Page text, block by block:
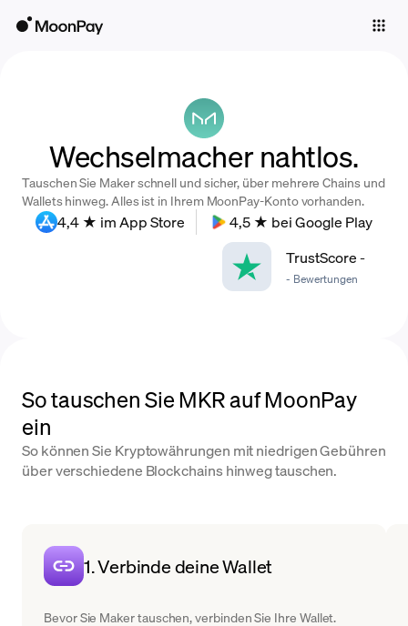
Trade
Company
Wechselmacher nahtlos.
Tauschen Sie Maker schnell und sicher, über mehrere Chains und
Wallets hinweg. Alles ist in Ihrem MoonPay-Konto vorhanden.
4,4 ★ im App Store
4,5 ★ bei Google Play
TrustScore-
- Bewertungen
So tauschen Sie MKR auf MoonPay
ein
So können Sie Kryptowährungen mit niedrigen Gebühren
über verschiedene Blockchains hinweg tauschen.
1. Verbinde deine Wallet
Bevor Sie Maker tauschen, verbinden Sie Ihre Wallet.